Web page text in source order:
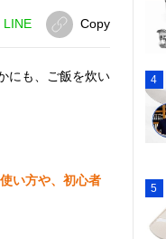
LINE Copy
にも、ご飯を炊い
い方や、初心者
4
5